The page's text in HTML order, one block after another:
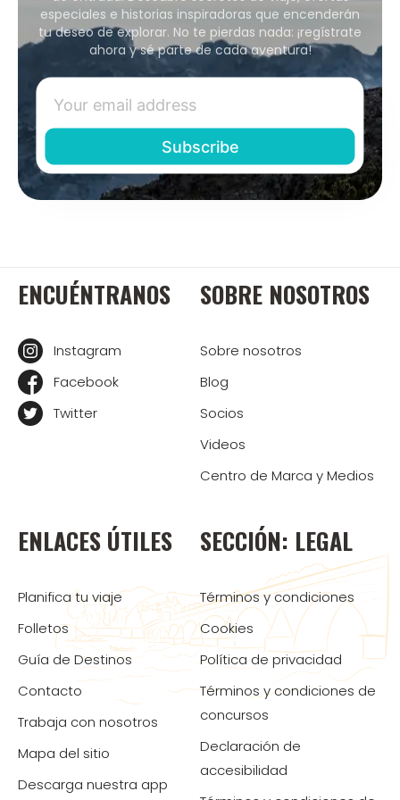
especiales e historias inspiradoras que encenderán
tu deseo de explorar. No te pierdas nada: ¡regístrate
ahora y sé parte de cada aventura!
ENCUÉNTRANOS
Instagram
Facebook
Twitter
SOBRE NOSOTROS
Sobre nosotros
Blog
Socios
Videos
Centro de Marca y Medios
ENLACES ÚTILES
Planifica tu viaje
Folletos
Guía de Destinos
Contacto
Trabaja con nosotros
Mapa del sitio
Descarga nuestra app
SECCIÓN: LEGAL
Términos y condiciones
Cookies
Política de privacidad
Términos y condiciones de
concursos
Declaración de
accesibilidad